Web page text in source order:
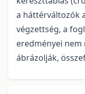
a háttérváltozók
végzettség, a
eredményei
ábrázolják,